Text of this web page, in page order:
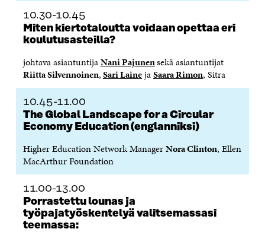
D
E
S
S
A
K
K
U
N
A
S
S
E
S
S
I
K
U
N
A
S
A
D
S
S
A
K
K
U
A
S
S
U
E
S
I
K
K
N
A
S
A
10.30-10.45
Miten kiertotaloutta voidaan opettaa eri
koulutusasteilla?
johtava asiantuntijaNani Pajunensekä asiantuntijat
Riitta Silvennoinen,Sari LainejaSaara Rimon, Sitra
10.45-11.00
The Global Landscape for a Circular
Economy Education (englanniksi)
Higher Education Network ManagerNora Clinton, Ellen
MacArthur Foundation
11.00-13.00
Porrastettu lounas ja
työpajatyöskentelyä valitsemassasi
teemassa: